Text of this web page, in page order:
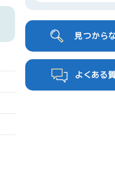
見つから
よくある